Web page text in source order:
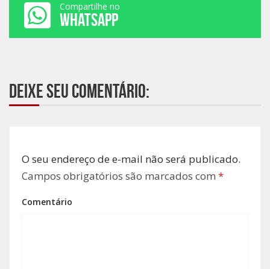
Compartilhe no
WHATSAPP
Deixe seu comentário:
O seu endereço de e-mail não será publicado.
Campos obrigatórios são marcados com *
Comentário